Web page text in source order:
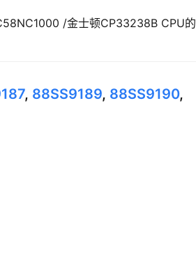
/金士顿CP33238B CPU的
, 88SS9189, 88SS9190,